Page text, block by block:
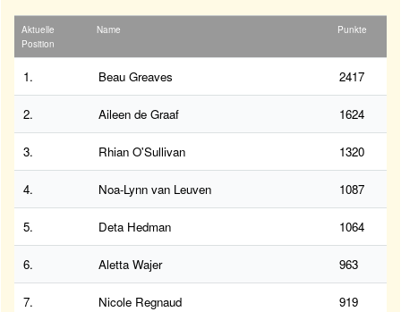
Aktuelle
Position
Name Punkte
1. Beau Greaves 2417
2. Aileen de Graaf 1624
3. Rhian O'Sullivan 1320
4. Noa-Lynn van Leuven 1087
5. Deta Hedman 1064
6. Aletta Wajer 963
7. Nicole Regnaud 919